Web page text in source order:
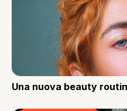
Una nuova beauty